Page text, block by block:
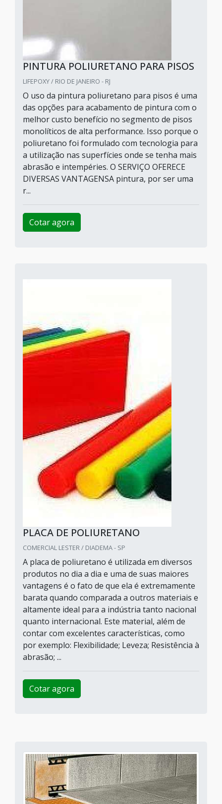
PINTURA POLIURETANO PARA PISOS
LIFEPOXY / RIO DE JANEIRO - RJ
O uso da pintura poliuretano para pisos é uma
das opções para acabamento de pintura com o
melhor custo benefício no segmento de pisos
monolíticos de alta performance. Isso porque o
poliuretano foi formulado com tecnologia para
a utilização nas superfícies onde se tenha mais
abrasão e intempéries. O SERVIÇO OFERECE
DIVERSAS VANTAGENSA pintura, por ser uma
r...
Cotar agora
PLACA DE POLIURETANO
COMERCIAL LESTER / DIADEMA - SP
A placa de poliuretano é utilizada em diversos
produtos no dia a dia e uma de suas maiores
vantagens é o fato de que ela é extremamente
barata quando comparada a outros materiais e
altamente ideal para a indústria tanto nacional
quanto internacional. Este material, além de
contar com excelentes características, como
por exemplo: Flexibilidade; Leveza; Resistência à
abrasão; ...
Cotar agora